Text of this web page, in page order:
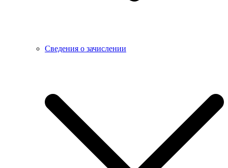
Сведения о зачислении